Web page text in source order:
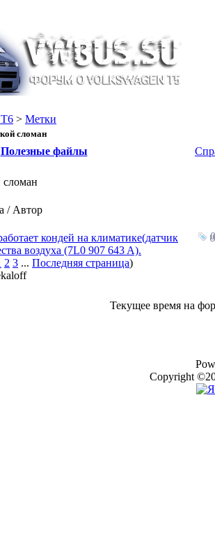
> Метки
сломан
Полезные файлы
сломан
/ Автор
кондей на климатике(датчик
воздуха (7L0 907 643 A).
2 3 ... Последняя страница)
Текущее время на
Copyright